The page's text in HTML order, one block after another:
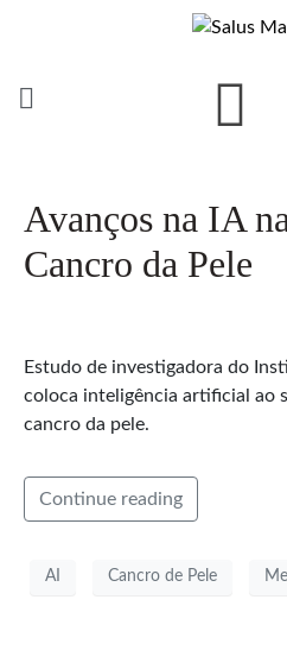
Avanços na IA
Cancro da Pele
Estudo de investigadora do
coloca inteligência artificial ao
cancro da pele.
Continue reading
AI Cancro de Pele